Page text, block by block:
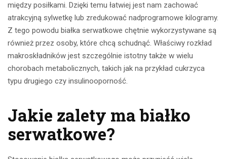
między posiłkami. Dzięki temu łatwiej jest nam zachować
atrakcyjną sylwetkę lub zredukować nadprogramowe kilogramy.
Z tego powodu białka serwatkowe chętnie wykorzystywane są
również przez osoby, które chcą schudnąć. Właściwy rozkład
makroskładników jest szczególnie istotny także w wielu
chorobach metabolicznych, takich jak na przykład cukrzyca
typu drugiego czy insulinooporność.
Jakie zalety ma białko
serwatkowe?